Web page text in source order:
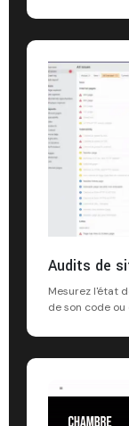
Audits de
Mesurez l'état
de son code